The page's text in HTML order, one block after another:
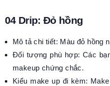
04 Drip: Đỏ hồng
Mô tả chi tiết: Màu đỏ hồng
Đối tượng phù hợp: Các
makeup chứng chắc.
Kiểu make up đi kèm: